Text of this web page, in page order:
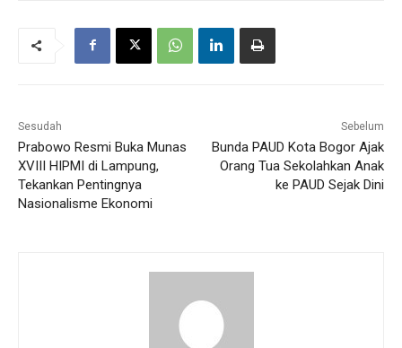
Sesudah
Prabowo Resmi Buka Munas
XVIII HIPMI di Lampung,
Tekankan Pentingnya
Nasionalisme Ekonomi
Sebelum
Bunda PAUD Kota Bogor Ajak
Orang Tua Sekolahkan Anak
ke PAUD Sejak Dini